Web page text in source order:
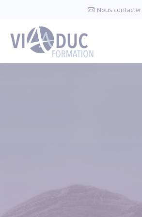
Nous contacter
Panneau de gestion des cookies